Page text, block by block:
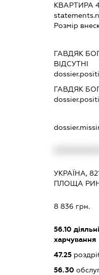
КВАРТИРА
Розмір
ГАВДЯК
ВІДСУТНІ
ГАВДЯК
УКРАЇНА,
ПЛОЩА
8 836 грн.
56.10
харчування
47.25
56.30